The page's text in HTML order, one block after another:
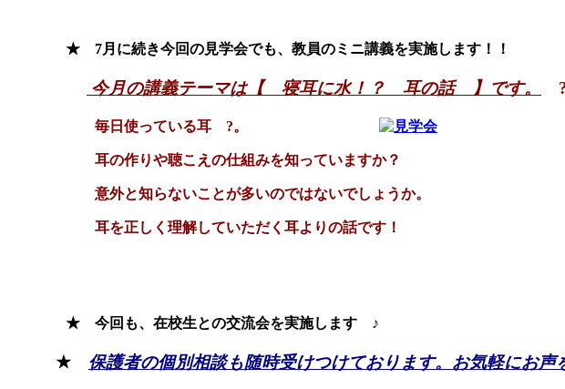
★ 7月に続き今回の見学会でも、教員のミニ講義を実施します！！
今月の講義テーマは【 寝耳に水！？ 耳の話 】 です。
毎日使っている耳 ?。
耳の作りや聴こえの仕組みを知っていますか？
意外と知らないことが多いのではないでしょうか。
耳を正しく理解していただく耳よりの話です！
★ 今回も、在校生との交流会を実施します ♪
★ 保護者の個別相談も随時受けつけております。お気軽にお声